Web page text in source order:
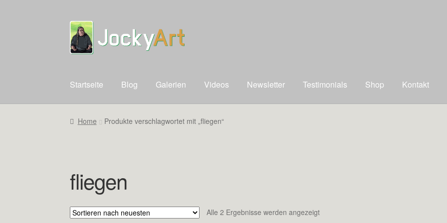
Zur
Navigation
springen
Zum
Inhalt
springen
Startseite Blog Galerien Videos Newsletter Testimonials Shop Kontakt
Home Produkte verschlagwortet mit „fliegen“
fliegen
Alle 2 Ergebnisse werden angezeigtNach